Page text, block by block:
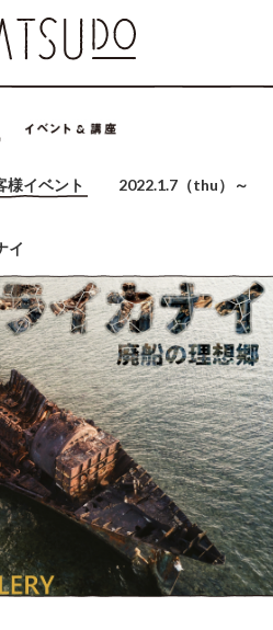
様イベント
2022.1.7（thu）～
イ